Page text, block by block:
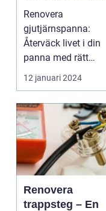
återställa din
pannas livslängd
Renovera
gjutjärnspanna:
Återväck livet i din
panna med rätt
underhåll Introduktion:
Gjutjärnspanno...
12 januari 2024
Renovera
trappsteg – En